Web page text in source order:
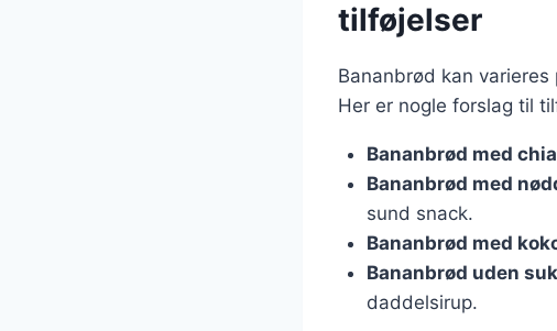
tilføjelser
Bananbrød kan
Her er nogle forslag til
Bananbrød med
Bananbrød med
sund snack.
Bananbrød med
Bananbrød uden
daddelsirup.